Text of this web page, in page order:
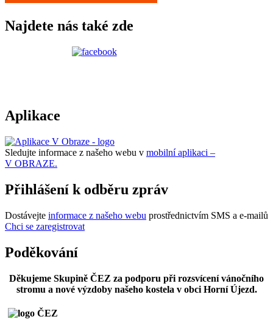
Najdete nás také zde
Aplikace
Sledujte informace z našeho webu v mobilní aplikaci –
V OBRAZE.
Přihlášení k odběru zpráv
Dostávejte informace z našeho webu prostřednictvím SMS a e-mailů
Chci se zaregistrovat
Poděkování
Děkujeme Skupině ČEZ za podporu při rozsvícení vánočního
stromu a nové výzdoby našeho kostela v obci Horní Újezd.